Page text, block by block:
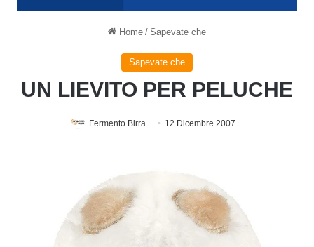
Home / Sapevate che
Sapevate che
UN LIEVITO PER PELUCHE
Fermento Birra 12 Dicembre 2007